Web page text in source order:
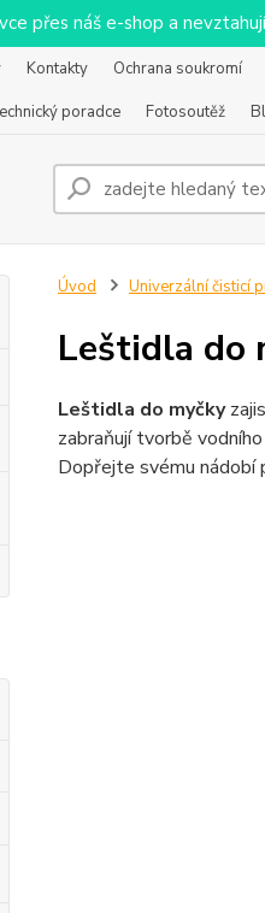
přes náš e-shop a
Kontakty Ochrana soukromí
poradce Fotosoutěž
Úvod Univerzální čisticí
Leštidla do
Leštidla do myčky
zabraňují tvorbě
Dopřejte svému nádobí